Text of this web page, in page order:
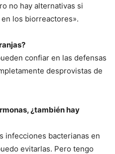
no hay alternativas si
los biorreactores».
confiar en las defensas
desprovistas de
¿también hay
infecciones bacterianas en
evitarlas. Pero tengo